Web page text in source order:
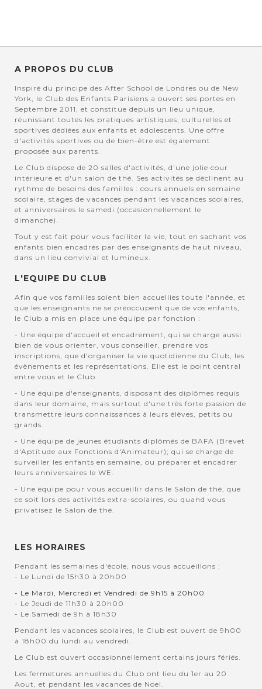
A PROPOS DU CLUB
Inspiré du principe des After School de Londres ou de New
York, le Club des Enfants Parisiens a ouvert ses portes en
Septembre 2011, et constitue depuis un lieu unique,
réunissant toutes les pratiques artistiques, culturelles et
sportives dédiées aux enfants et adolescents. Une offre
d'activités sportives ou de bien-être est également
proposée aux parents.
Le Club dispose de 20 salles d'activités, d'une jolie cour
intérieure et d'un salon de thé. Ses activités se déclinent au
rythme de besoins des familles : cours annuels en semaine
scolaire, stages de vacances pendant les vacances scolaires,
et anniversaires le samedi (occasionnellement le
dimanche).
Tout y est fait pour vous faciliter la vie, tout en sachant vos
enfants bien encadrés par des enseignants de haut niveau,
dans un lieu convivial et lumineux.
L'EQUIPE DU CLUB
Afin que vos familles soient bien accuellies toute l'année, et
que les enseignants ne se préoccupent que de vos enfants,
le Club a mis en place une équipe par fonction :
- Une équipe d'accueil et encadrement, qui se charge aussi
bien de vous orienter, vous conseiller, prendre vos
inscriptions, que d'organiser la vie quotidienne du Club, les
évènements et les représentations. Elle est le point central
entre vous et le Club.
- Une équipe d'enseignants, disposant des diplômes requis
dans leur domaine, mais surtout d'une très forte passion de
transmettre leurs connaissances à leurs élèves, petits ou
grands.
- Une équipe de jeunes étudiants diplômés de BAFA (Brevet
d'Aptitude aux Fonctions d'Animateur); qui se charge de
surveiller les enfants en semaine, ou préparer et encadrer
leurs anniversaires le WE.
- Une équipe pour vous accueillir dans le Salon de thé, que
ce soit lors des activités extra-scolaires, ou quand vous
privatisez le Salon de thé.
LES HORAIRES
Pendant les semaines d'école, nous vous accueillons :
- Le Lundi de 15h30 à 20h00
- Le Mardi, Mercredi et Vendredi de 9h15 à 20h00
- Le Jeudi de 11h30 à 20h00
- Le Samedi de 9h à 18h30
Pendant les vacances scolaires, le Club est ouvert de 9h00
à 18h00 du lundi au vendredi.
Le Club est ouvert occasionnellement certains jours fériés.
Les fermetures annuelles du Club ont lieu du 1er au 20
Aout, et pendant les vacances de Noel.